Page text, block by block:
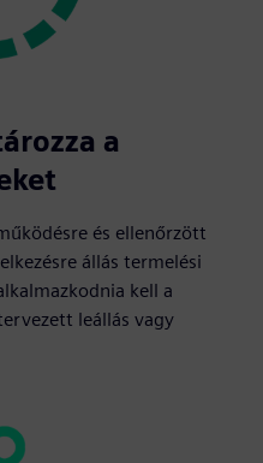
a
és ellenőrzött
állás termelési
kell a
leállás vagy